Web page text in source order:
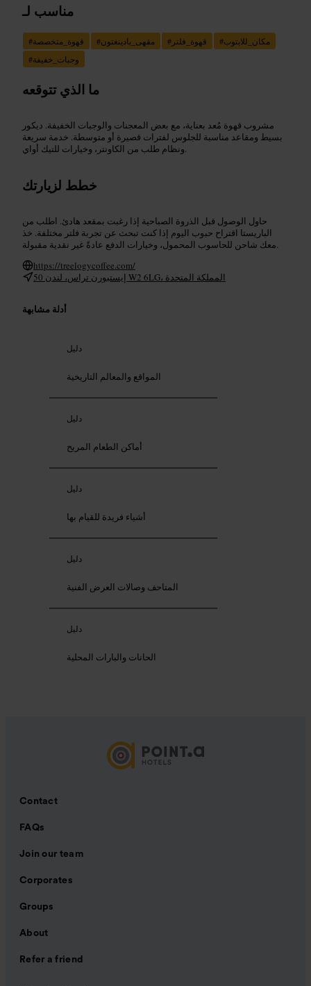
مناسب لـ
#قهوة_متخصصة #مقهى_بادينغتون # قهوة_فلتر #مكان_للابتوب
#وجبات_خفيفة
ما الذي تتوقعه
مشروب قهوة مُعد بعناية، مع بعض المعجنات والوجبات الخفيفة. ديكور
بسيط ومقاعد مناسبة للجلوس لفترات قصيرة أو متوسطة. خدمة سريعة
ونظام طلب من الكاونتر، وخيارات للتيك أواي.
خطط لزيارتك
حاول الوصول قبل الذروة الصباحية إذا رغبت بمقعد هادئ. اطلب من
الباريستا اقتراح حبوب اليوم إذا كنت تبحث عن تجربة فلتر مختلفة. خذ
معك شاحن للحاسوب المحمول، وخيارات الدفع عادةً غير نقدية مقبولة.
https://treelogycoffee.com/
50 إيستبورن تراس، لندن W2 6LG، المملكة المتحدة
أدلة مشابهة
دليل
المواقع والمعالم التاريخية
دليل
أماكن الطعام المريح
دليل
أشياء فريدة للقيام بها
دليل
المتاحف وصالات العرض الفنية
دليل
الحانات والبارات المحلية
Contact
FAQs
Join our team
Corporates
Groups
About
Refer a friend